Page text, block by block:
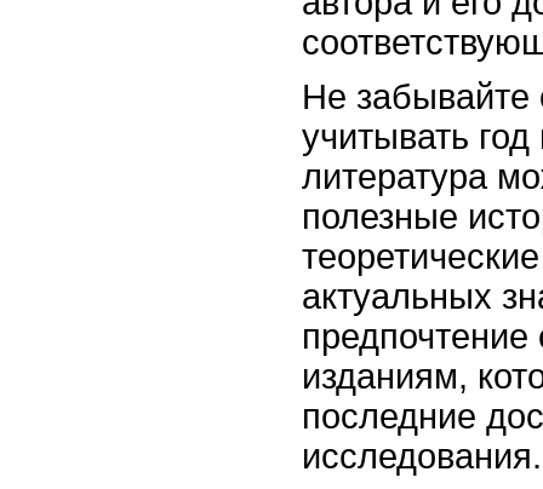
Не забывайте
учитывать
литература
полезные
актуальных
изданиям,
последние
исследования.